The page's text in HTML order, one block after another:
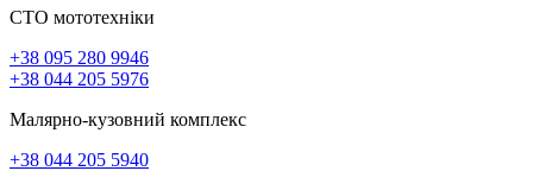
СТО мототехніки
+38 095 280 9946
+38 044 205 5976
Малярно-кузовний комплекс
+38 044 205 5940